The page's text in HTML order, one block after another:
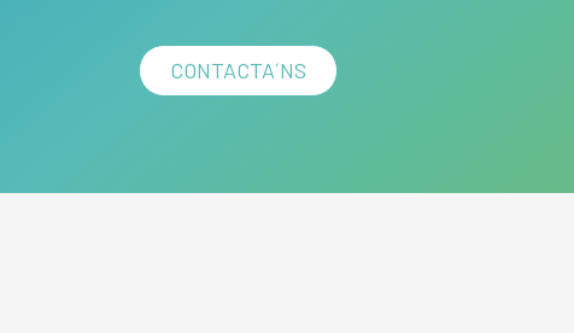
CONTACTA´NS